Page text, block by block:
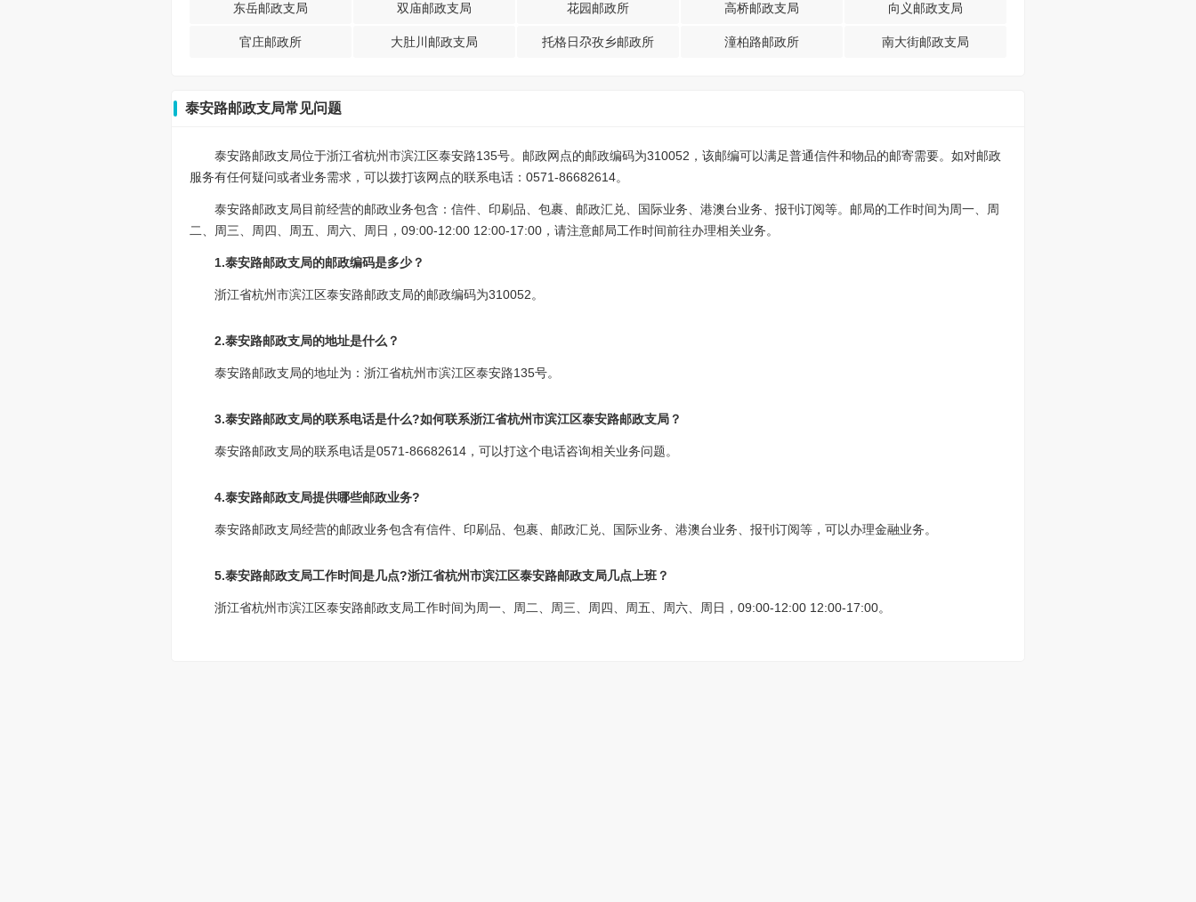
东岳邮政支局 双庙邮政支局 花园邮政所 高桥邮政支局 向义邮政支局
官庄邮政所 大肚川邮政支局 托格日尕孜乡邮政所 潼柏路邮政所 南大街邮政支局
泰安路邮政支局常见问题
泰安路邮政支局位于浙江省杭州市滨江区泰安路135号。邮政网点的邮政编码为310052，该邮编可以满足普通信件和物品的邮寄需要。如对邮政
服务有任何疑问或者业务需求，可以拨打该网点的联系电话：0571-86682614。
泰安路邮政支局目前经营的邮政业务包含：信件、印刷品、包裹、邮政汇兑、国际业务、港澳台业务、报刊订阅等。邮局的工作时间为周一、周
二、周三、周四、周五、周六、周日，09:00-12:00 12:00-17:00，请注意邮局工作时间前往办理相关业务。
1.泰安路邮政支局的邮政编码是多少？
浙江省杭州市滨江区泰安路邮政支局的邮政编码为310052。
2.泰安路邮政支局的地址是什么？
泰安路邮政支局的地址为：浙江省杭州市滨江区泰安路135号。
3.泰安路邮政支局的联系电话是什么?如何联系浙江省杭州市滨江区泰安路邮政支局？
泰安路邮政支局的联系电话是0571-86682614，可以打这个电话咨询相关业务问题。
4.泰安路邮政支局提供哪些邮政业务?
泰安路邮政支局经营的邮政业务包含有信件、印刷品、包裹、邮政汇兑、国际业务、港澳台业务、报刊订阅等，可以办理金融业务。
5.泰安路邮政支局工作时间是几点?浙江省杭州市滨江区泰安路邮政支局几点上班？
浙江省杭州市滨江区泰安路邮政支局工作时间为周一、周二、周三、周四、周五、周六、周日，09:00-12:00 12:00-17:00。